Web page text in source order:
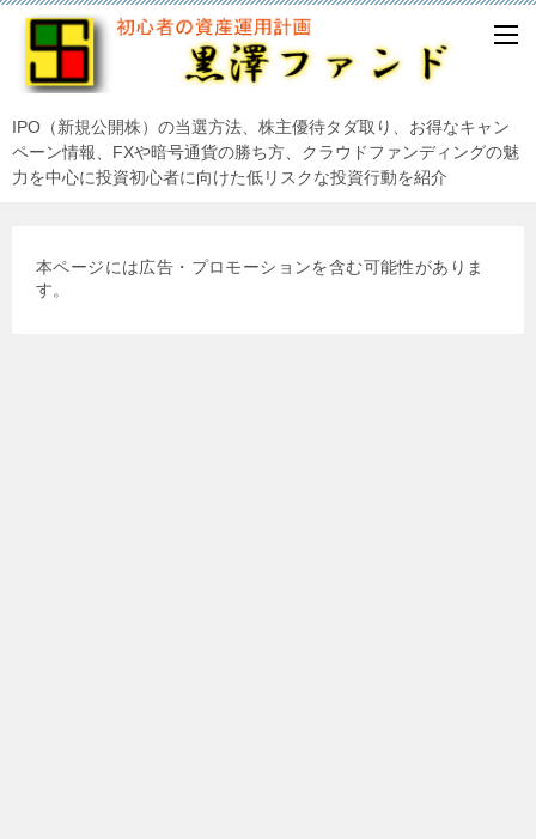
IPO（新規公開株）の当選方法、株主優待タダ取り、お得なキャン
ペーン情報、FXや暗号通貨の勝ち方、クラウドファンディングの魅
力を中心に投資初心者に向けた低リスクな投資行動を紹介
本ページには広告・プロモーションを含む可能性がありま
す。